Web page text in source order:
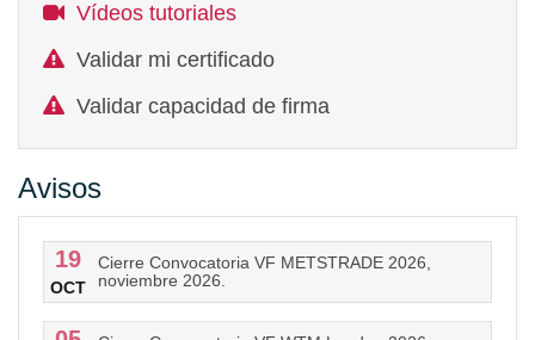
Vídeos tutoriales
Validar mi certificado
Validar capacidad de firma
Avisos
19
OCT
Cierre Convocatoria VF METSTRADE 2026,
noviembre 2026.